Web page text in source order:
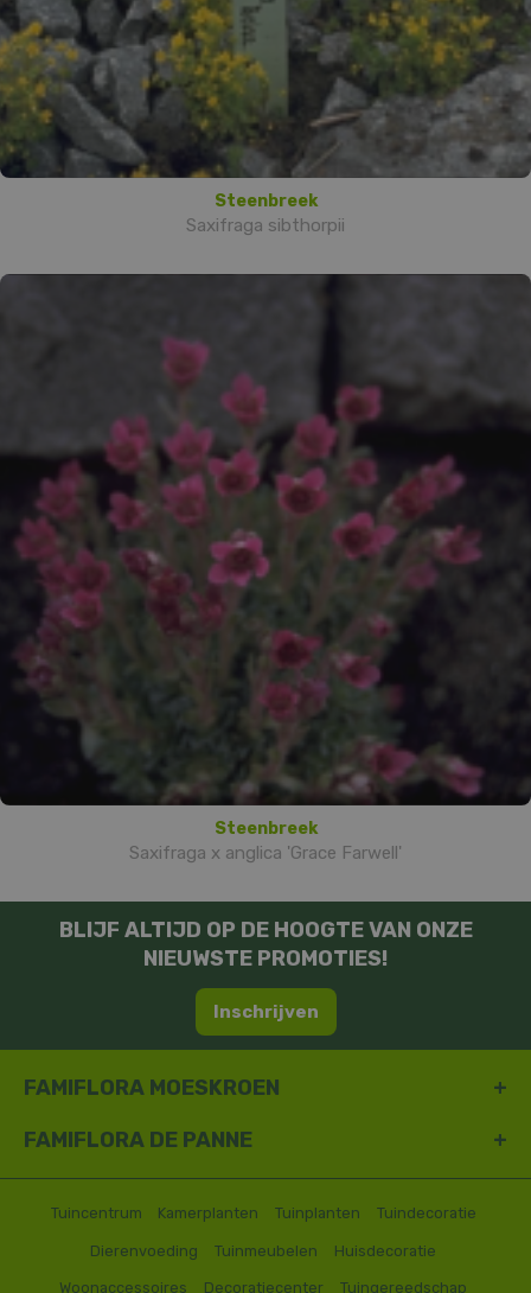
Steenbreek
Saxifraga sibthorpii
Steenbreek
Saxifraga x anglica 'Grace Farwell'
BLIJF ALTIJD OP DE HOOGTE VAN ONZE
NIEUWSTE PROMOTIES!
Inschrijven
FAMIFLORA MOESKROEN
FAMIFLORA DE PANNE
Tuincentrum Kamerplanten Tuinplanten Tuindecoratie
Dierenvoeding Tuinmeubelen Huisdecoratie
Woonaccessoires Decoratiecenter Tuingereedschap